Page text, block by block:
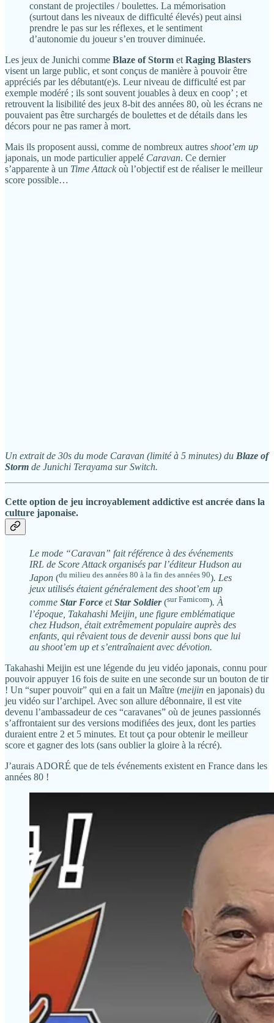
constant de projectiles / boulettes. La mémorisation
(surtout dans les niveaux de difficulté élevés) peut ainsi
prendre le pas sur les réflexes, et le sentiment
d’autonomie du joueur s’en trouver diminuée.
Les jeux de Junichi comme Blaze of Storm et Raging Blasters
visent un large public, et sont conçus de manière à pouvoir être
appréciés par les débutant(e)s. Leur niveau de difficulté est par
exemple modéré ; ils sont souvent jouables à deux en coop’ ; et
retrouvent la lisibilité des jeux 8-bit des années 80, où les écrans ne
pouvaient pas être surchargés de boulettes et de détails dans les
décors pour ne pas ramer à mort.
Mais ils proposent aussi, comme de nombreux autres shoot’em up
japonais, un mode particulier appelé Caravan. Ce dernier
s’apparente à un Time Attack où l’objectif est de réaliser le meilleur
score possible…
Un extrait de 30s du mode Caravan (limité à 5 minutes) du Blaze of
Storm de Junichi Terayama sur Switch.
Cette option de jeu incroyablement addictive est ancrée dans la
culture japonaise.
Le mode “Caravan” fait référence à des événements
IRL de Score Attack organisés par l’éditeur Hudson au
Japon (du milieu des années 80 à la fin des années 90). Les
jeux utilisés étaient généralement des shoot’em up
comme Star Force etStar Soldier (sur Famicom). À
l’époque, Takahashi Meijin, une figure emblématique
chez Hudson, était extrêmement populaire auprès des
enfants, qui rêvaient tous de devenir aussi bons que lui
au shoot’em up et s’entraînaient avec dévotion.
Takahashi Meijin est une légende du jeu vidéo japonais, connu pour
pouvoir appuyer 16 fois de suite en une seconde sur un bouton de tir
! Un “super pouvoir” qui en a fait un Maître (meijin en japonais) du
jeu vidéo sur l’archipel. Avec son allure débonnaire, il est vite
devenu l’ambassadeur de ces “caravanes” où de jeunes passionnés
s’affrontaient sur des versions modifiées des jeux, dont les parties
duraient entre 2 et 5 minutes. Et tout ça pour obtenir le meilleur
score et gagner des lots (sans oublier la gloire à la récré).
J’aurais ADORÉ que de tels événements existent en France dans les
années 80 !